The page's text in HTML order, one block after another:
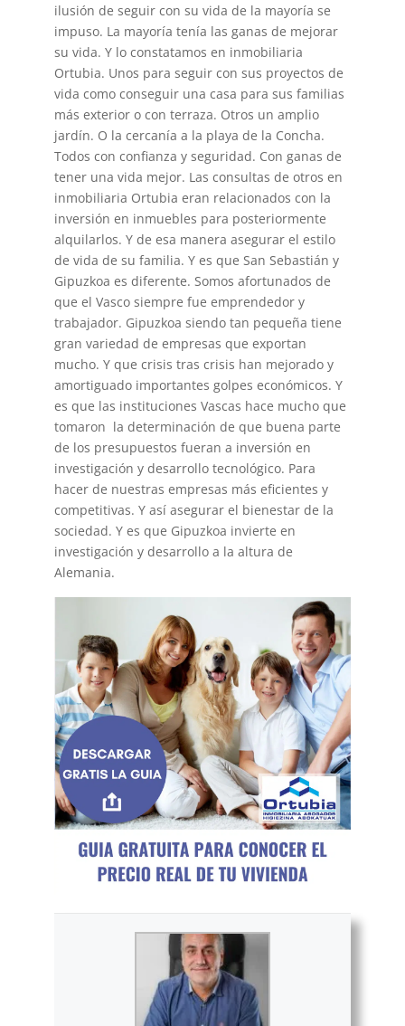
ilusión de seguir con su vida de la mayoría se
impuso. La mayoría tenía las ganas de mejorar
su vida. Y lo constatamos en inmobiliaria
Ortubia. Unos para seguir con sus proyectos de
vida como conseguir una casa para sus familias
más exterior o con terraza. Otros un amplio
jardín. O la cercanía a la playa de la Concha.
Todos con confianza y seguridad. Con ganas de
tener una vida mejor. Las consultas de otros en
inmobiliaria Ortubia eran relacionados con la
inversión en inmuebles para posteriormente
alquilarlos. Y de esa manera asegurar el estilo
de vida de su familia. Y es que San Sebastián y
Gipuzkoa es diferente. Somos afortunados de
que el Vasco siempre fue emprendedor y
trabajador. Gipuzkoa siendo tan pequeña tiene
gran variedad de empresas que exportan
mucho. Y que crisis tras crisis han mejorado y
amortiguado importantes golpes económicos. Y
es que las instituciones Vascas hace mucho que
tomaron la determinación de que buena parte
de los presupuestos fueran a inversión en
investigación y desarrollo tecnológico. Para
hacer de nuestras empresas más eficientes y
competitivas. Y así asegurar el bienestar de la
sociedad. Y es que Gipuzkoa invierte en
investigación y desarrollo a la altura de
Alemania.